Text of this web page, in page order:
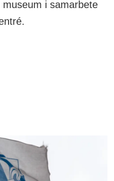
i samarbete